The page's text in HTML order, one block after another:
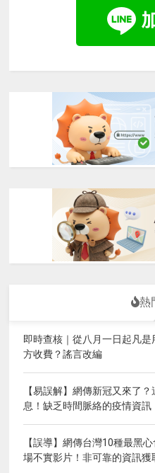
熱
即時查核｜從八月一日起凡
方收費？謠言改編
【易誤解】網傳新冠又來了
息！缺乏時間脈絡的疫情資訊
【誤導】網傳台灣10種最黑
場不實影片！非可靠的資訊獲